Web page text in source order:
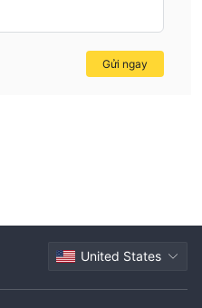
Gửi ngay
United States